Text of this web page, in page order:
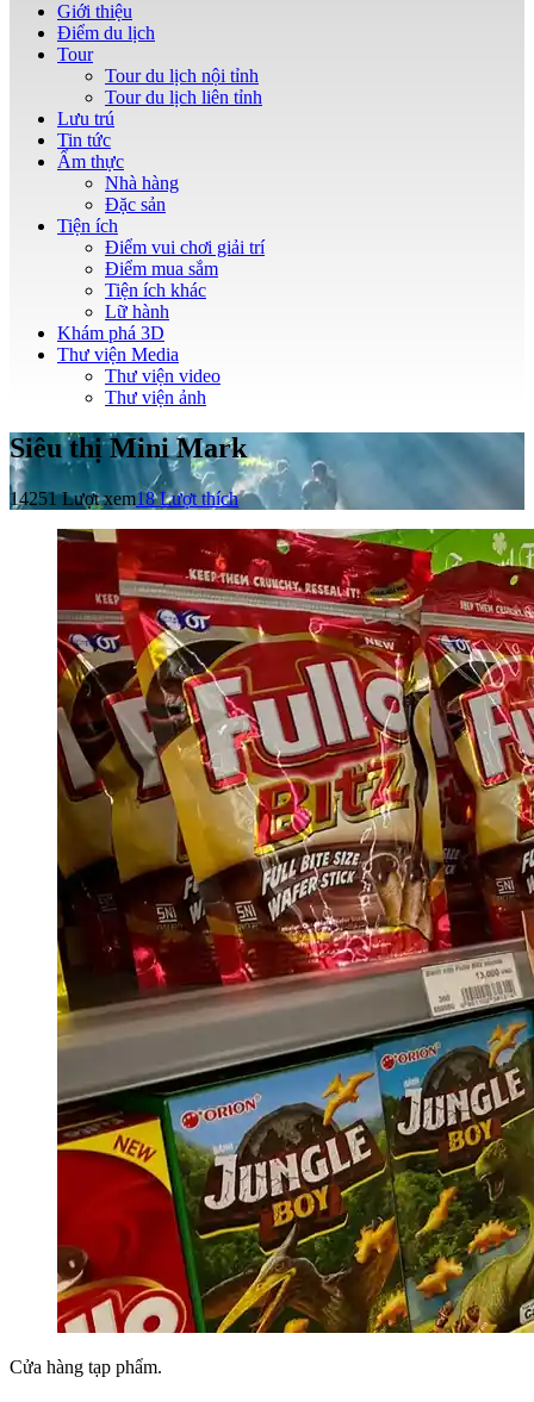
Giới thiệu
Điểm du lịch
Tour
Tour du lịch nội tỉnh
Tour du lịch liên tỉnh
Lưu trú
Tin tức
Ẩm thực
Nhà hàng
Đặc sản
Tiện ích
Điểm vui chơi giải trí
Điểm mua sắm
Tiện ích khác
Lữ hành
Khám phá 3D
Thư viện Media
Thư viện video
Thư viện ảnh
Siêu thị Mini Mark
14251 Lượt xem18Lượt thích
Cửa hàng tạp phẩm.